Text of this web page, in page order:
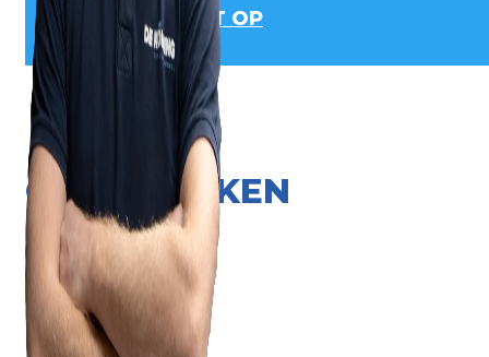
NEEM CONTACT OP
ONZE MERKEN